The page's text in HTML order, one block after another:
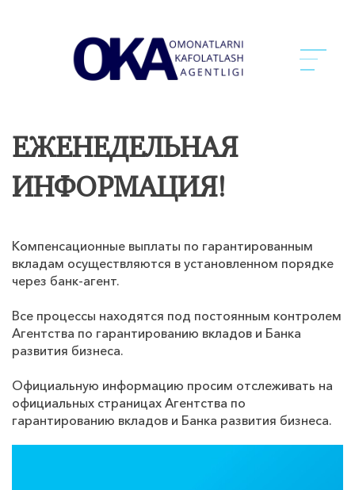
ЕЖЕНЕДЕЛЬНАЯ
ИНФОРМАЦИЯ!
Компенсационные выплаты по гарантированным
вкладам осуществляются в установленном порядке
через банк-агент.
Все процессы находятся под постоянным контролем
Агентства по гарантированию вкладов и Банка
развития бизнеса.
Официальную информацию просим отслеживать на
официальных страницах Агентства по
гарантированию вкладов и Банка развития бизнеса.